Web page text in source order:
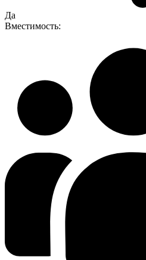
Да
Вместимость: